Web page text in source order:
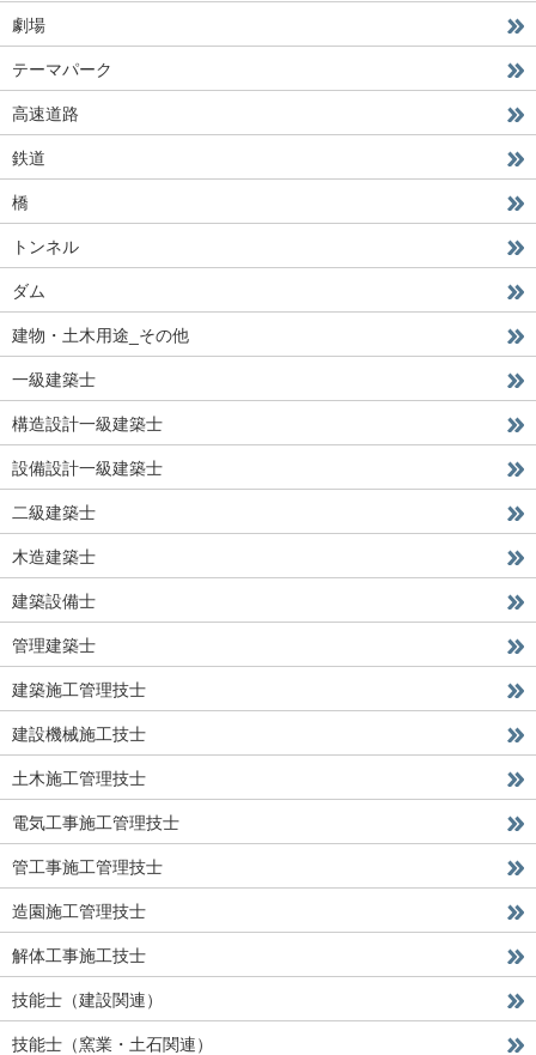
劇場
テーマパーク
高速道路
鉄道
橋
トンネル
ダム
建物・土木用途_その他
一級建築士
構造設計一級建築士
設備設計一級建築士
二級建築士
木造建築士
建築設備士
管理建築士
建築施工管理技士
建設機械施工技士
土木施工管理技士
電気工事施工管理技士
管工事施工管理技士
造園施工管理技士
解体工事施工技士
技能士（建設関連）
技能士（窯業・土石関連）